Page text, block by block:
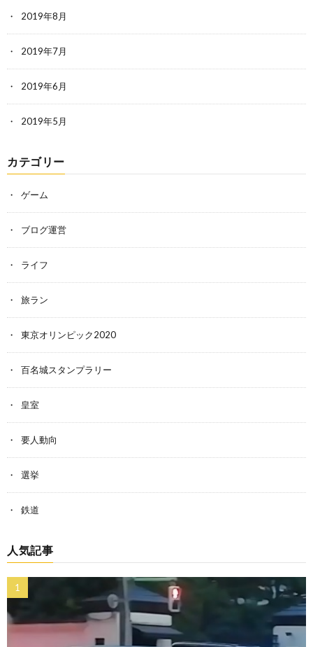
2019年8月
2019年7月
2019年6月
2019年5月
カテゴリー
ゲーム
ブログ運営
ライフ
旅ラン
東京オリンピック2020
百名城スタンプラリー
皇室
要人動向
選挙
鉄道
人気記事